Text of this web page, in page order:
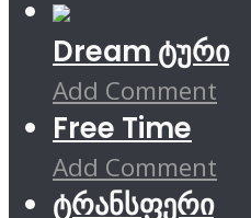
Dream ტური
Add Comment
Free Time
Add Comment
ტრანსფერი